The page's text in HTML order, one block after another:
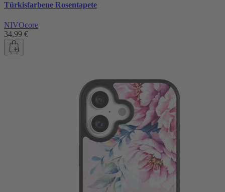
Türkisfarbene Rosentapete
NIVOcore
34,99 €